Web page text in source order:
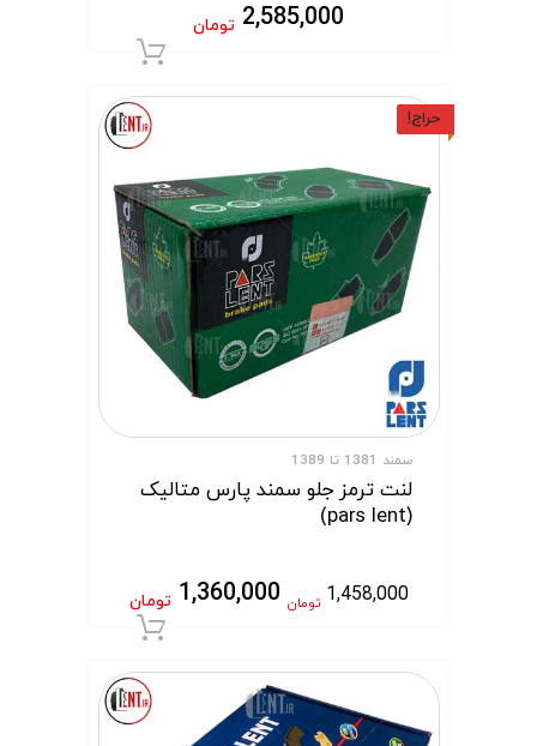
2,585,000 تومان
حراج!
سمند 1381 تا 1389
لنت ترمز جلو سمند پارس متالیک
(pars lent)
1,458,000 تومان 1,360,000 تومان